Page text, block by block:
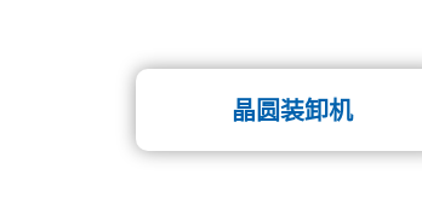
晶圆装卸机